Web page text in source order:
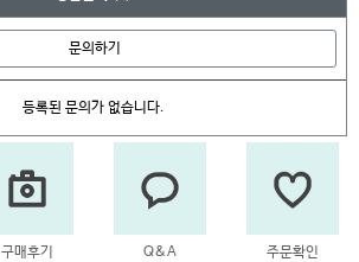
문의하기
등록된 문의가 없습니다.
구매후기 Q&A 주문확인